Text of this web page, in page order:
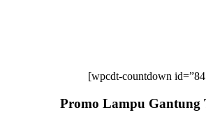
[wpcdt-countdown
Promo Lampu Gantung